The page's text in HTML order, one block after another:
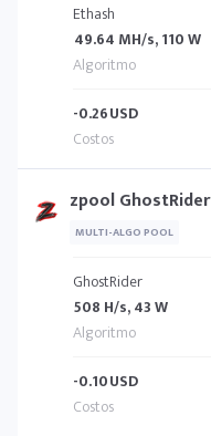
Ethash
49.64 MH/s, 110 W
-0.26USD
zpool GhostRider
MULTI-ALGO POOL
GhostRider
508 H/s, 43 W
-0.10USD